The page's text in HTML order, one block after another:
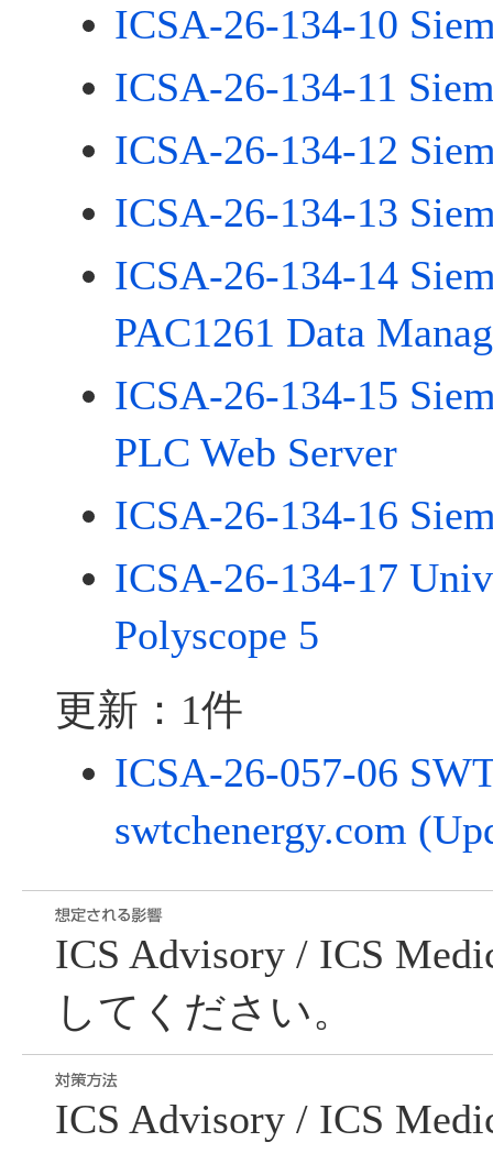
ICSA-26-134-10
ICSA-26-134-11
ICSA-26-134-12
ICSA-26-134-13
ICSA-26-134-14
PAC1261 Data
ICSA-26-134-15
PLC Web Server
ICSA-26-134-16
ICSA-26-134-17
Polyscope 5
更新：1件
ICSA-26-057-06
swtchenergy.com
ICS Advisory / ICS
してください。
ICS Advisory / ICS